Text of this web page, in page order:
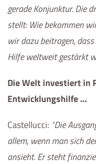
gerade Konjunktur. Die
stellt: Wie bekommen
wir dazu beitragen,
Hilfe weltweit gestärkt
Die Welt investiert in
Entwicklungshilfe …
Castellucci: Die
allem, wenn man sich
ansieht. Er steht